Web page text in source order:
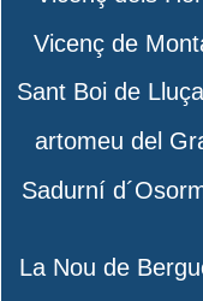
Vicenç de
Sant Boi de
artomeu del
Sadurní
La Nou de